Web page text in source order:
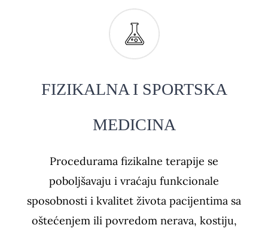
FIZIKALNA I SPORTSKA
MEDICINA
Procedurama fizikalne terapije se
poboljšavaju i vraćaju funkcionale
sposobnosti i kvalitet života pacijentima sa
oštećenjem ili povredom nerava, kostiju,